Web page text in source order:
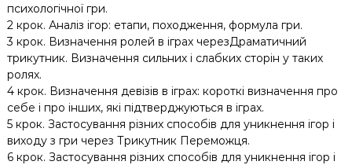
психологічної гри.
2 крок. Аналіз ігор: етапи, походження, формула гри.
3 крок. Визначення ролей в іграх черезДраматичний
трикутник. Визначення сильних і слабких сторін у таких
ролях.
4 крок. Визначення девізів в іграх: короткі визначення про
себе і про інших, які підтверджуються в іграх.
5 крок. Застосування різних способів для уникнення ігор і
виходу з гри через Трикутник Переможця.
6 крок. Застосування різних способів для уникнення ігор і